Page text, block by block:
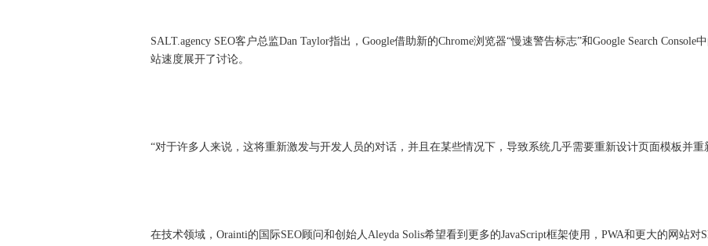
SALT.agency SEO客户总监Dan Taylor指出，Google借助新的Chrome浏览器“慢速警告标志”和Google Search
站速度展开了讨论。
“对于许多人来说，这将重新激发与开发人员的对话，并且在某些情况下，导致系统几乎需要重新设计页面模板并重
在技术领域，Orainti的国际SEO顾问和创始人Aleyda Solis希望看到更多的JavaScript框架使用，PWA和更大的网站